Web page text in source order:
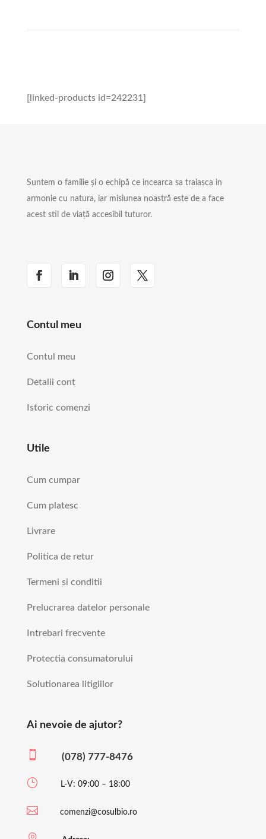
[linked-products id=242231]
Suntem o familie și o echipă ce incearca sa traiasca in
armonie cu natura, iar misiunea noastră este de a face
acest stil de viață accesibil tuturor.
Contul meu
Contul meu
Detalii cont
Istoric comenzi
Utile
Cum cumpar
Cum platesc
Livrare
Politica de retur
Termeni si conditii
Prelucrarea datelor personale
Intrebari frecvente
Protectia consumatorului
Solutionarea litigiilor
Ai nevoie de ajutor?
 (078) 777-8476
} L-V: 09:00 – 18:00
 comenzi@cosulbio.ro